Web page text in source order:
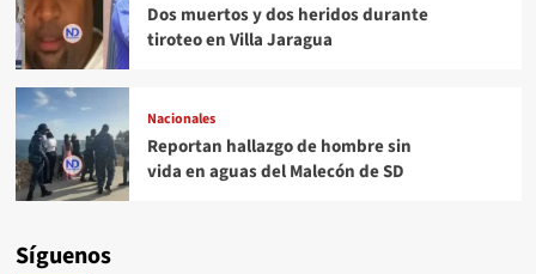
Dos muertos y dos heridos durante
tiroteo en Villa Jaragua
Nacionales
Reportan hallazgo de hombre sin
vida en aguas del Malecón de SD
Síguenos